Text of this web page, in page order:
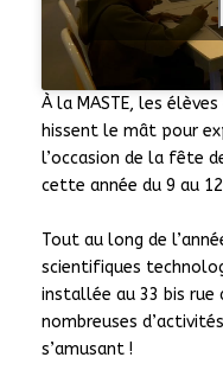
À la MASTE, les
hissent le mât pour
l’occasion de la fête
cette année du 9 au
Tout au long de
scientifiques
installée au 33 bis rue
nombreuses
s’amusant !